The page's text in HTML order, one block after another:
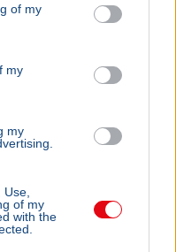
of my
my
my
of my
with the
80 százaléka
száma
Károly szerint a
vissza a